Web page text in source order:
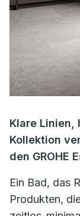
Klare Linien,
Kollektion
den GROHE
Ein Bad, das
Produkten,